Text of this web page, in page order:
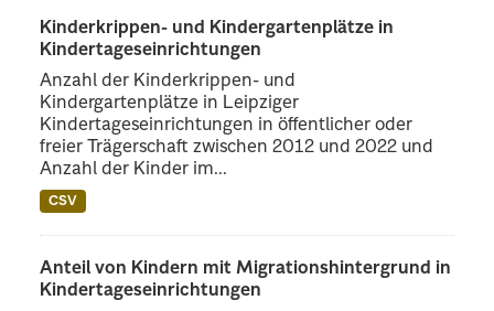
Kinderkrippen- und Kindergartenplätze in
Kindertageseinrichtungen
Anzahl der Kinderkrippen- und
Kindergartenplätze in Leipziger
Kindertageseinrichtungen in öffentlicher oder
freier Trägerschaft zwischen 2012 und 2022 und
Anzahl der Kinder im...
CSV
Anteil von Kindern mit Migrationshintergrund in
Kindertageseinrichtungen